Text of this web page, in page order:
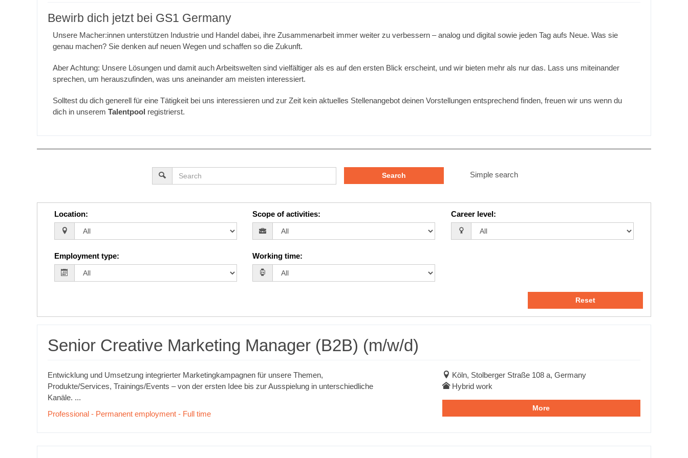
Bewirb dich jetzt bei GS1 Germany
Unsere Macher:innen unterstützen Industrie und Handel dabei, ihre Zusammenarbeit immer weiter zu verbessern – analog und digital sowie jeden Tag aufs Neue. Was sie
genau machen? Sie denken auf neuen Wegen und schaffen so die Zukunft.
Aber Achtung: Unsere Lösungen und damit auch Arbeitswelten sind vielfältiger als es auf den ersten Blick erscheint, und wir bieten mehr als nur das. Lass uns miteinander
sprechen, um herauszufinden, was uns aneinander am meisten interessiert.
Solltest du dich generell für eine Tätigkeit bei uns interessieren und zur Zeit kein aktuelles Stellenangebot deinen Vorstellungen entsprechend finden, freuen wir uns wenn du
dich in unserem Talentpool registrierst.
Search Simple search
Location: Scope of activities: Career level:
Employment type: Working time:
Reset
Senior Creative Marketing Manager (B2B) (m/w/d)
Entwicklung und Umsetzung integrierter Marketingkampagnen für unsere Themen,
Produkte/Services, Trainings/Events – von der ersten Idee bis zur Ausspielung in unterschiedliche
Kanäle. ...
Professional - Permanent employment - Full time
Köln, Stolberger Straße 108 a, Germany
Hybrid work
More